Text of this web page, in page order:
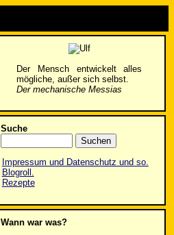
Der Mensch entwickelt alles
mögliche, außer sich selbst.
Der mechanische Messias
Suche
Impressum und Datenschutz und so.
Blogroll.
Rezepte
Wann war was?